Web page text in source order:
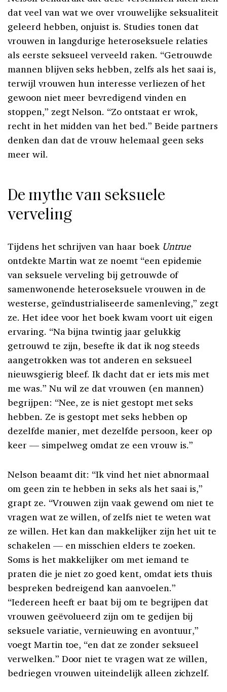
dat veel van wat we over vrouwelijke seksualiteit
geleerd hebben, onjuist is. Studies tonen dat
vrouwen in langdurige heteroseksuele relaties
als eerste seksueel verveeld raken. “Getrouwde
mannen blijven seks hebben, zelfs als het saai is,
terwijl vrouwen hun interesse verliezen of het
gewoon niet meer bevredigend vinden en
stoppen,” zegt Nelson. “Zo ontstaat er wrok,
recht in het midden van het bed.” Beide partners
denken dan dat de vrouw helemaal geen seks
meer wil.
De mythe van seksuele
verveling
Tijdens het schrijven van haar boek Untrue
ontdekte Martin wat ze noemt “een epidemie
van seksuele verveling bij getrouwde of
samenwonende heteroseksuele vrouwen in de
westerse, geïndustrialiseerde samenleving,” zegt
ze. Het idee voor het boek kwam voort uit eigen
ervaring. “Na bijna twintig jaar gelukkig
getrouwd te zijn, besefte ik dat ik nog steeds
aangetrokken was tot anderen en seksueel
nieuwsgierig bleef. Ik dacht dat er iets mis met
me was.” Nu wil ze dat vrouwen (en mannen)
begrijpen: “Nee, ze is niet gestopt met seks
hebben. Ze is gestopt met seks hebben op
dezelfde manier, met dezelfde persoon, keer op
keer — simpelweg omdat ze een vrouw is.”
Nelson beaamt dit: “Ik vind het niet abnormaal
om geen zin te hebben in seks als het saai is,”
grapt ze. “Vrouwen zijn vaak gewend om niet te
vragen wat ze willen, of zelfs niet te weten wat
ze willen. Het kan dan makkelijker zijn het uit te
schakelen — en misschien elders te zoeken.
Soms is het makkelijker om met iemand te
praten die je niet zo goed kent, omdat iets thuis
bespreken bedreigend kan aanvoelen.”
“Iedereen heeft er baat bij om te begrijpen dat
vrouwen geëvolueerd zijn om te gedijen bij
seksuele variatie, vernieuwing en avontuur,”
voegt Martin toe, “en dat ze zonder seksueel
verwelken.” Door niet te vragen wat ze willen,
bedriegen vrouwen uiteindelijk alleen zichzelf.